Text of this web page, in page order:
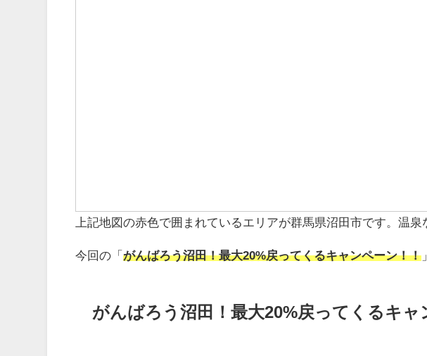
上記地図の赤色で囲まれているエリアが群馬県沼田市です。温泉
今回の「がんばろう沼田！最大20%戻ってくるキャンペーン！！
がんばろう沼田！最大20%戻ってくるキャ